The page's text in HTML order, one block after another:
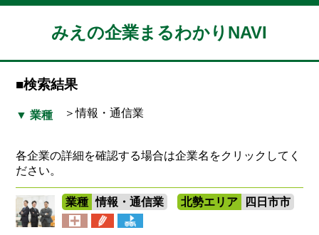
みえの企業まるわかりNAVI
■検索結果
▼ 業種 ＞情報・通信業
各企業の詳細を確認する場合は企業名をクリックしてく
ださい。
業種 情報・通信業 北勢エリア 四日市市